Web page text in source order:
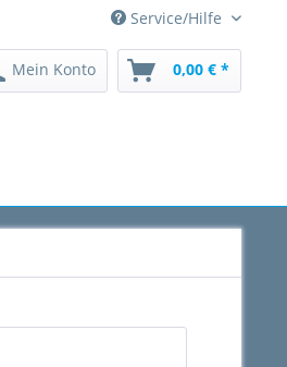
Service/Hilfe
Mein Konto 0,00 € *